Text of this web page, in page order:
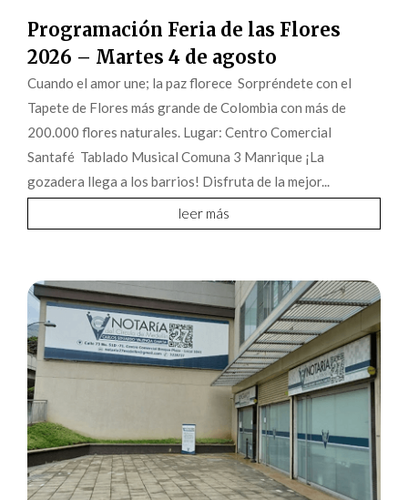
Programación Feria de las Flores
2026 – Martes 4 de agosto
Cuando el amor une; la paz florece Sorpréndete con el
Tapete de Flores más grande de Colombia con más de
200.000 flores naturales. Lugar: Centro Comercial
Santafé Tablado Musical Comuna 3 Manrique ¡La
gozadera llega a los barrios! Disfruta de la mejor...
leer más